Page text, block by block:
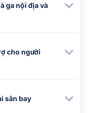
ga nội địa và
cho người
sân bay